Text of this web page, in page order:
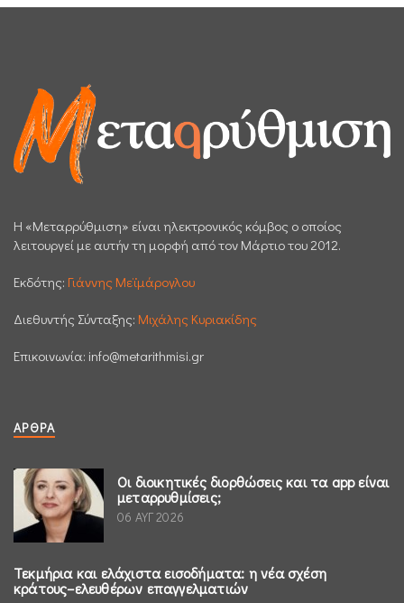
H «Μεταρρύθμιση» είναι ηλεκτρονικός κόμβος ο οποίος
λειτουργεί με αυτήν τη μορφή από τον Μάρτιο του 2012.
Εκδότης: Γιάννης Μεϊμάρογλου
Διεθυντής Σύνταξης: Μιχάλης Κυριακίδης
Επικοινωνία: info@metarithmisi.gr
ΆΡΘΡΑ
Οι διοικητικές διορθώσεις και τα app είναι
μεταρρυθμίσεις;
06 ΑΥΓ 2026
Τεκμήρια και ελάχιστα εισοδήματα: η νέα σχέση
κράτους–ελευθέρων επαγγελματιών